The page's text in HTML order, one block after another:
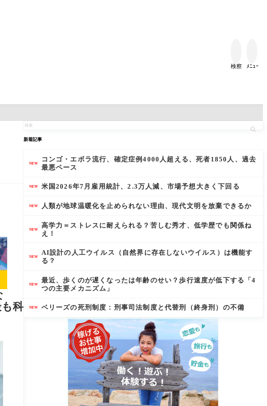
検察 ﾒﾆｭｰ
科
新着記事
NEW
コンゴ・エボラ流行、確定症例4000人超える、死者1850人、過去
最悪ペース
NEW 米国2026年7月雇用統計、2.3万人減、市場予想大きく下回る
NEW 人類が地球温暖化を止められない理由、現代文明を放棄できるか
NEW
高学力＝ストレスに耐えられる？苦しむ秀才、低学歴でも関係ね
え！
NEW
AI設計の人工ウイルス（自然界に存在しないウイルス）は機能す
る？
NEW
最近、歩くのが遅くなったは年齢のせい？歩行速度が低下する「4
つの主要メカニズム」
NEW ベリーズの死刑制度：刑事司法制度と代替刑（終身刑）の不備